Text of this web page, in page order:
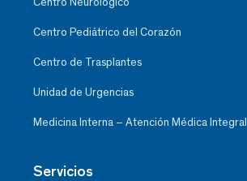
Centro Pediátrico del Corazón
Centro de Trasplantes
Unidad de Urgencias
Medicina Interna – Atención Médica Integral
Servicios